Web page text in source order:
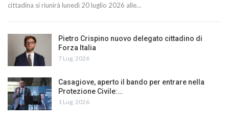
cittadina si riunirà lunedì 20 luglio 2026 alle…
Pietro Crispino nuovo delegato cittadino di
Forza Italia
7 Lug, 2026
Casagiove, aperto il bando per entrare nella
Protezione Civile:…
1 Lug, 2026